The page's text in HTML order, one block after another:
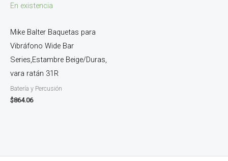
En existencia
Mike Balter Baquetas para
Vibráfono Wide Bar
Series,Estambre Beige/Duras,
vara ratán 31R
Batería y Percusión
$864.06